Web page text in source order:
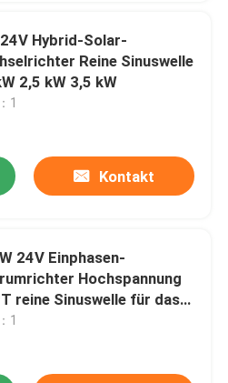
Hybrid-Solar-
Reine Sinuswelle
2,5 kW 3,5 kW
1
Kontakt
24V Einphasen-
Hochspannung
reine Sinuswelle für das
Office
1